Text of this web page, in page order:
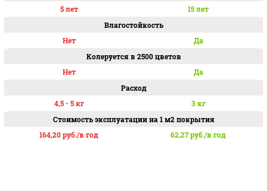
Устойчива к атмосферным воздействиям
Пыль и грязь смываются осадками
Обладает высокой паропроницаемостью
Обладает тепло- и звукоизоляцией
5 лет
15 лет
Влагостойкость
Нет
Да
Колеруется в 2500 цветов
Нет
Да
Расход
4,5 - 5 кг
3 кг
Стоимость эксплуатации на 1 м2 покрытия
164,20руб./в год 62,27руб./в год